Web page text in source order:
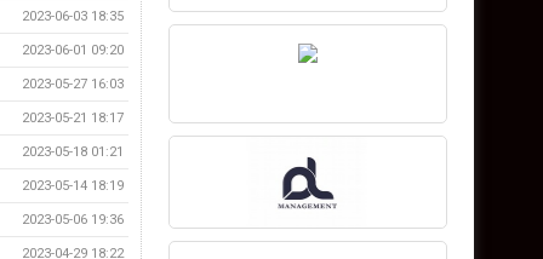
2023-06-03 18:35
2023-06-01 09:20
2023-05-27 16:03
2023-05-21 18:17
2023-05-18 01:21
2023-05-14 18:19
2023-05-06 19:36
2023-04-29 18:22